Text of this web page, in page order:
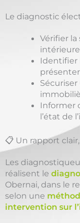
Le diagnostic
Vérifier
intérieure
Identifier
Informer
l’état de
📋 Un rapport
Les
réalisent le
Obernai, dans le
selon une
intervention sur